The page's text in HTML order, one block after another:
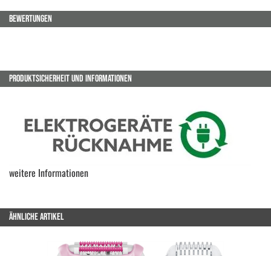
BEWERTUNGEN
PRODUKTSICHERHEIT UND INFORMATIONEN
weitere Informationen
ÄHNLICHE ARTIKEL